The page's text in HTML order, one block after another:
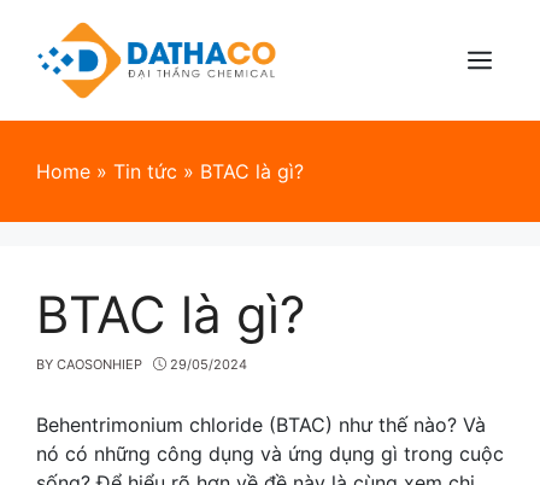
content
Menu
Home » Tin tức » BTAC là gì?
BTAC là gì?
BY CAOSONHIEP 29/05/2024
Behentrimonium chloride (BTAC) như thế nào? Và
nó có những công dụng và ứng dụng gì trong cuộc